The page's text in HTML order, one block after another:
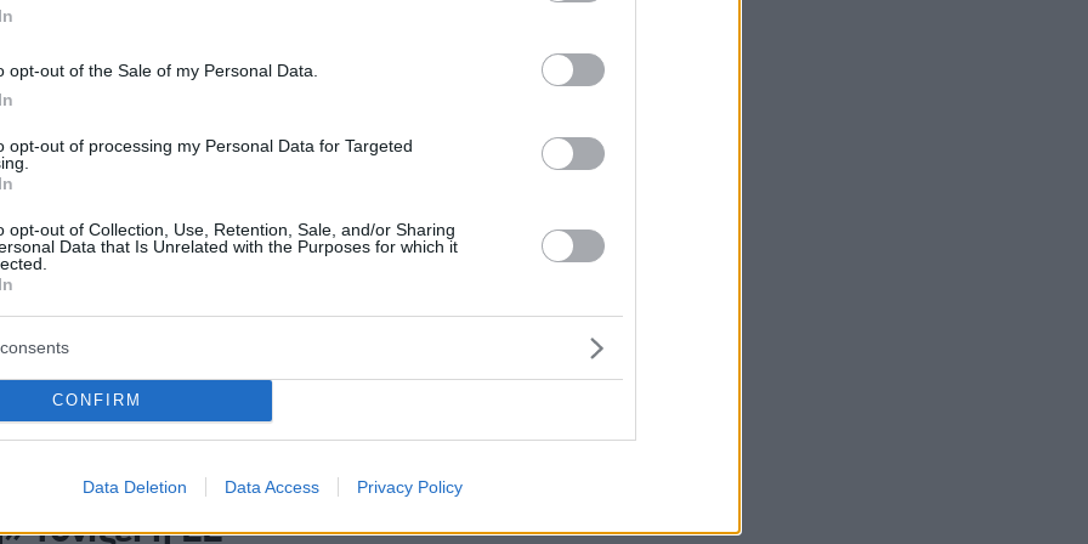
opt-out of the Sale of my Personal Data.
opt-out of processing my Personal Data for Targeted
opt-out of Collection, Use, Retention, Sale, and/or Sharing
Data that Is Unrelated with the Purposes for which it
CONFIRM
Data Deletion Data Access Privacy Policy
Μπορέλ στη Ρωσία μετά τη
Τραμπ-Πούτιν: Πρέπει να
για τα εγκλήματα
στην Ουκρανία
ευρωπαίος ηγέτης που μετέβη στην
την εκλογή στις ΗΠΑ του Ντόναλντ Τραμπ
η Ουκρανία ανάμεσα σε ΗΠΑ-
- «Η Κριμαία έχει χαθεί»
Τραμπ, «συνεχίζουμε τη
τονίζει η ΕΕ